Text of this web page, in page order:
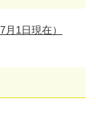
1日現在）